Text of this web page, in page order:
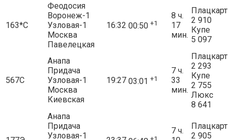
163*С
Феодосия
Воронеж-1
Узловая-1
Москва
Павелецкая
16:32 00:50 +1
8 ч.
17
мин.
Плацкарт
2 910
Купе
5 097
567С
Анапа
Придача
Узловая-1
Москва
Киевская
19:27 03:01 +1
7 ч.
33
мин.
Плацкарт
2 293
Купе
2 755
Люкс
8 641
Анапа
Придача
Узловая-1
7 ч.
Плацкарт
2 905